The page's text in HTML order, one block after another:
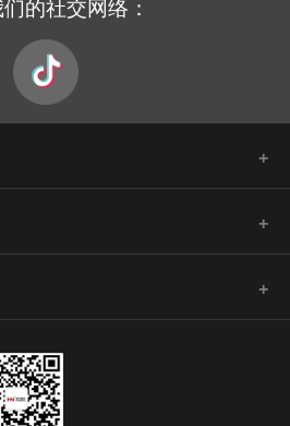
的社交网络：